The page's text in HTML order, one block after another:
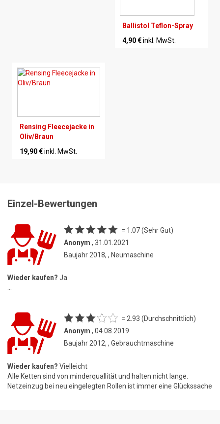
Ballistol Teflon-Spray
4,90 €inkl. MwSt.
Rensing Fleecejacke in
Oliv/Braun
19,90 €inkl. MwSt.
Einzel-Bewertungen
= 1.07 (Sehr Gut)
Anonym , 31.01.2021
Baujahr 2018, , Neumaschine
Wieder kaufen? Ja
...
= 2.93 (Durchschnittlich)
Anonym , 04.08.2019
Baujahr 2012, , Gebrauchtmaschine
Wieder kaufen? Vielleicht
Alle Ketten sind von minderquallität und halten nicht lange.
Netzeinzug bei neu eingelegten Rollen ist immer eine Glückssache